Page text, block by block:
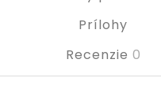
Prílohy
Recenzie 0